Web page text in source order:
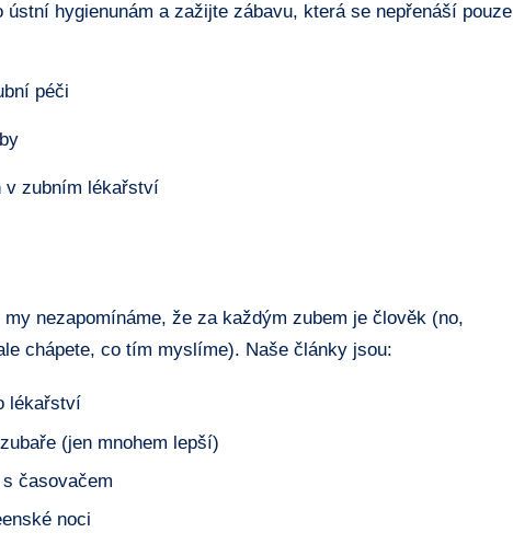
hygienunám a zažijte zábavu, která se nepřenáší pouze
péči
v zubním lékařství
nezapomínáme, že za každým zubem je člověk (no,
chápete, co tím myslíme). Naše články jsou:
lékařství
(jen mnohem lepší)
časovačem
noci